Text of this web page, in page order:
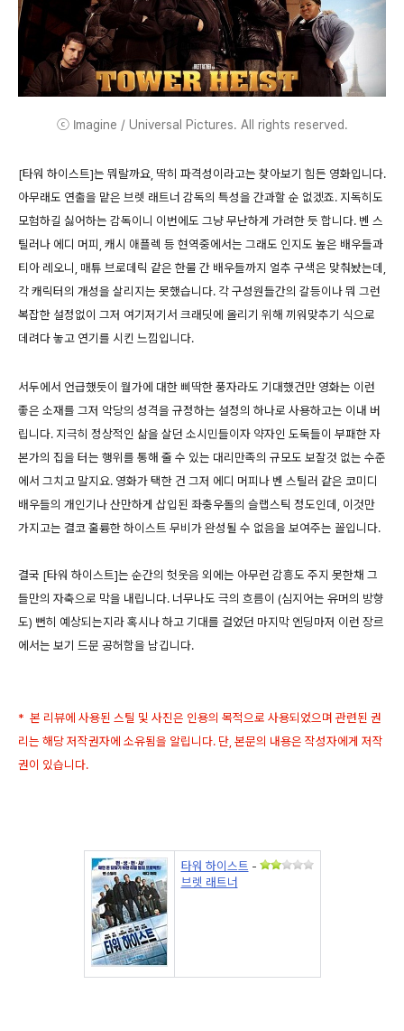
ⓒ Imagine / Universal Pictures. All rights reserved.
[타워 하이스트]는 뭐랄까요, 딱히 파격성이라고는 찾아보기 힘든 영화입니다.
아무래도 연출을 맡은 브렛 래트너 감독의 특성을 간과할 순 없겠죠. 지독히도
모험하길 싫어하는 감독이니 이번에도 그냥 무난하게 가려한 듯 합니다. 벤 스
틸러나 에디 머피, 캐시 애플렉 등 현역중에서는 그래도 인지도 높은 배우들과
티아 레오니, 매튜 브로데릭 같은 한물 간 배우들까지 얼추 구색은 맞춰놨는데,
각 캐릭터의 개성을 살리지는 못했습니다. 각 구성원들간의 갈등이나 뭐 그런
복잡한 설정없이 그저 여기저기서 크래딧에 올리기 위해 끼워맞추기 식으로
데려다 놓고 연기를 시킨 느낌입니다.
서두에서 언급했듯이 월가에 대한 삐딱한 풍자라도 기대했건만 영화는 이런
좋은 소재를 그저 악당의 성격을 규정하는 설정의 하나로 사용하고는 이내 버
립니다. 지극히 정상적인 삶을 살던 소시민들이자 약자인 도둑들이 부패한 자
본가의 집을 터는 행위를 통해 줄 수 있는 대리만족의 규모도 보잘것 없는 수준
에서 그치고 말지요. 영화가 택한 건 그저 에디 머피나 벤 스틸러 같은 코미디
배우들의 개인기나 산만하게 삽입된 좌충우돌의 슬랩스틱 정도인데, 이것만
가지고는 결코 훌륭한 하이스트 무비가 완성될 수 없음을 보여주는 꼴입니다.
결국 [타워 하이스트]는 순간의 헛웃음 외에는 아무런 감흥도 주지 못한채 그
들만의 자축으로 막을 내립니다. 너무나도 극의 흐름이 (심지어는 유머의 방향
도) 뻔히 예상되는지라 혹시나 하고 기대를 걸었던 마지막 엔딩마저 이런 장르
에서는 보기 드문 공허함을 남깁니다.
* 본 리뷰에 사용된 스틸 및 사진은 인용의 목적으로 사용되었으며 관련된 권
리는 해당 저작권자에 소유됨을 알립니다. 단, 본문의 내용은 작성자에게 저작
권이 있습니다.
타워 하이스트 -
브렛 래트너